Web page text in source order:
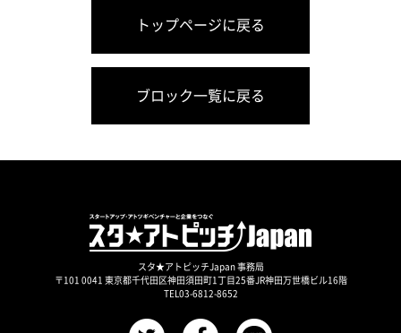
トップページに戻る
ブロック一覧に戻る
スタ★アトピッチJapan 事務局
〒101 0041 東京都千代田区神田須田町1丁目25番JR神田万世橋ビル16階
TEL03-6812-8652